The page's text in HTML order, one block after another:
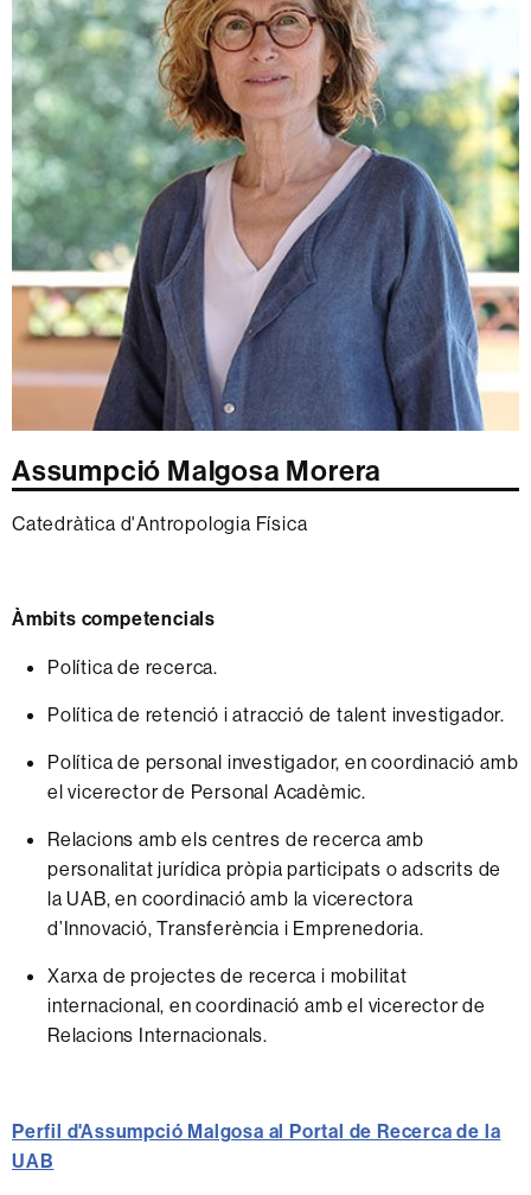
Assumpció Malgosa Morera
Catedràtica d'Antropologia Física
Àmbits competencials
Política de recerca.
Política de retenció i atracció de talent investigador.
Política de personal investigador, en coordinació amb
el vicerector de Personal Acadèmic.
Relacions amb els centres de recerca amb
personalitat jurídica pròpia participats o adscrits de
la UAB, en coordinació amb la vicerectora
d’Innovació, Transferència i Emprenedoria.
Xarxa de projectes de recerca i mobilitat
internacional, en coordinació amb el vicerector de
Relacions Internacionals.
Perfil d'Assumpció Malgosa al Portal de Recerca de la
UAB